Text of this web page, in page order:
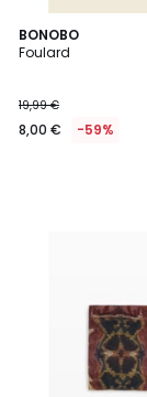
BONOBO
Foulard
19,99 €
8,00 € -59%
2
Couleurs